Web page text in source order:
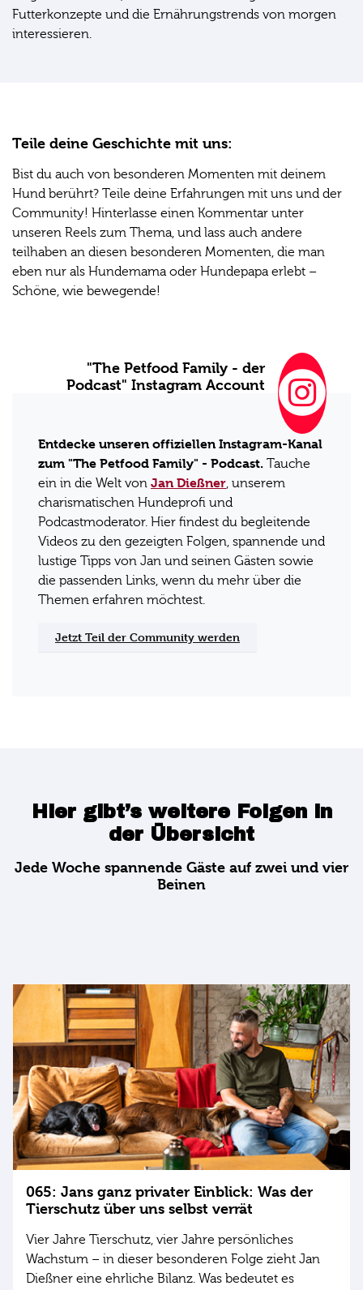
Futterkonzepte und die Ernährungstrends von morgen
interessieren.
Teile deine Geschichte mit uns:
Bist du auch von besonderen Momenten mit deinem
Hund berührt? Teile deine Erfahrungen mit uns und der
Community! Hinterlasse einen Kommentar unter
unseren Reels zum Thema, und lass auch andere
teilhaben an diesen besonderen Momenten, die man
eben nur als Hundemama oder Hundepapa erlebt –
Schöne, wie bewegende!
"The Petfood Family - der
Podcast" Instagram Account
Entdecke unseren offiziellen Instagram-Kanal
zum "The Petfood Family" - Podcast. Tauche
ein in die Welt von Jan Dießner, unserem
charismatischen Hundeprofi und
Podcastmoderator. Hier findest du begleitende
Videos zu den gezeigten Folgen, spannende und
lustige Tipps von Jan und seinen Gästen sowie
die passenden Links, wenn du mehr über die
Themen erfahren möchtest.
Jetzt Teil der Community werden
Hier gibt’s weitere Folgen in
der Übersicht
Jede Woche spannende Gäste auf zwei und vier
Beinen
065: Jans ganz privater Einblick: Was der
Tierschutz über uns selbst verrät
Vier Jahre Tierschutz, vier Jahre persönliches
Wachstum – in dieser besonderen Folge zieht Jan
Dießner eine ehrliche Bilanz. Was bedeutet es